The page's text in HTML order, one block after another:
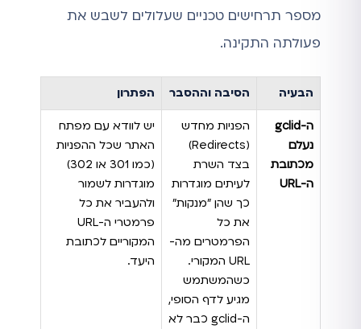
מספר תרחישים טכניים שעלולים לשבש את
פעולתה התקינה.
הבעיה הסיבה וההסבר הפתרון
ה-gclid
נעלם
מכתובת
ה-URL
הפניות מחדש
(Redirects)
בצד השרת
לעיתים מוגדרות
כך שהן "מנקות"
את כל
הפרמטרים מה-
URL המקורי.
כשהמשתמש
מגיע לדף הסופי,
ה-gclid כבר לא
יש לוודא עם מפתח
האתר שכל ההפניות
(כמו 301 או 302)
מוגדרות לשמור
ולהעביר את כל
פרמטרי ה-URL
המקוריים לכתובת
היעד.